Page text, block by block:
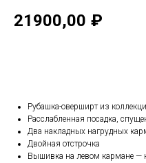
21900,00 ₽
Рубашка-оверширт из
Расслабленная посадка,
Два накладных нагрудных
Двойная отстрочка
Вышивка на левом кармане —